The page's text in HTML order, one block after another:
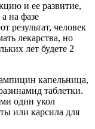
и ее развитие,
на фазе
результат, человек
лекарства, но
лет будете 2
капельница,
таблетки.
один укол
или карсила для